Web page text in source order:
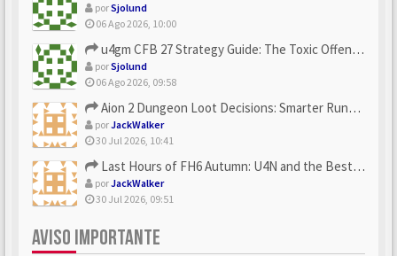
porSjolund
06 Ago 2026, 10:00
u4gm CFB 27 Strategy Guide: The Toxic Offensive Scheme Your ...
porSjolund
06 Ago 2026, 09:58
Aion 2 Dungeon Loot Decisions: Smarter Runs With U4N
porJackWalker
30 Jul 2026, 10:41
Last Hours of FH6 Autumn: U4N and the Best Rewards to Grab
porJackWalker
30 Jul 2026, 09:51
AVISO IMPORTANTE